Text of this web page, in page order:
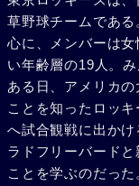
草野球チームであ
心に、メンバーは
い年齢層の19人。
ある日、アメリカ
ことを知ったロッ
へ試合観戦に出か
ラドフリーバード
ことを学ぶのだっ